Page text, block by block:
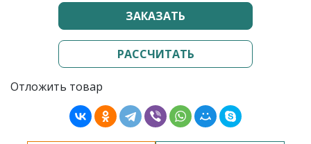
ЗАКАЗАТЬ
РАССЧИТАТЬ
Отложить товар